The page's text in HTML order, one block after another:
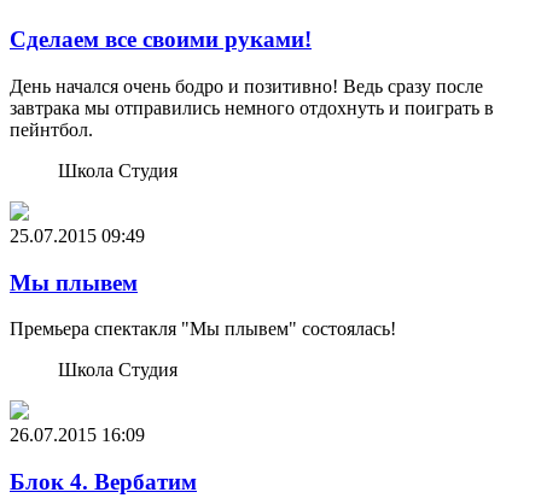
Сделаем все своими руками!
День начался очень бодро и позитивно! Ведь сразу после
завтрака мы отправились немного отдохнуть и поиграть в
пейнтбол.
Школа Студия
25.07.2015 09:49
Мы плывем
Премьера спектакля "Мы плывем" состоялась!
Школа Студия
26.07.2015 16:09
Блок 4. Вербатим